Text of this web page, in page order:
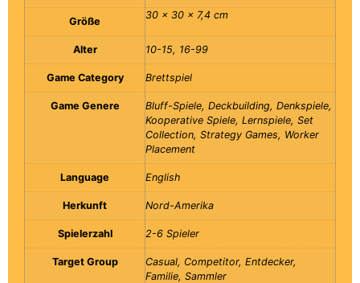
Größe
30 × 30 × 7,4 cm
Alter 10-15, 16-99
Game Category Brettspiel
Game Genere
Bluff-Spiele, Deckbuilding, Denkspiele,
Kooperative Spiele, Lernspiele, Set
Collection, Strategy Games, Worker
Placement
Language English
Herkunft Nord-Amerika
Spielerzahl 2-6 Spieler
Target Group
Casual, Competitor, Entdecker,
Familie, Sammler